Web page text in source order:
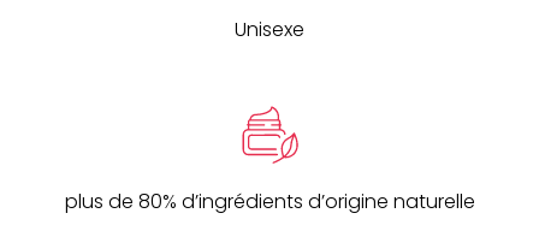
Unisexe
plus de 80% d’ingrédients d’origine naturelle